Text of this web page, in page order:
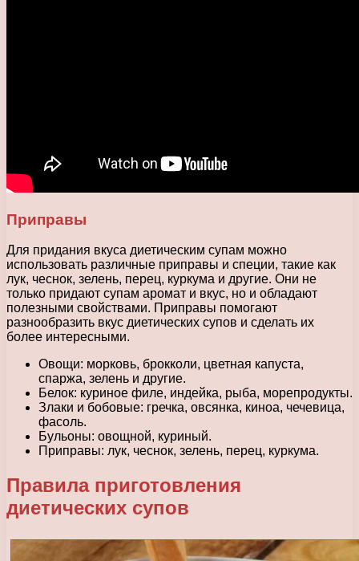
Приправы
Для придания вкуса диетическим супам можно
использовать различные приправы и специи, такие как
лук, чеснок, зелень, перец, куркума и другие. Они не
только придают супам аромат и вкус, но и обладают
полезными свойствами. Приправы помогают
разнообразить вкус диетических супов и сделать их
более интересными.
Овощи: морковь, брокколи, цветная капуста,
спаржа, зелень и другие.
Белок: куриное филе, индейка, рыба, морепродукты.
Злаки и бобовые: гречка, овсянка, киноа, чечевица,
фасоль.
Бульоны: овощной, куриный.
Приправы: лук, чеснок, зелень, перец, куркума.
Правила приготовления
диетических супов